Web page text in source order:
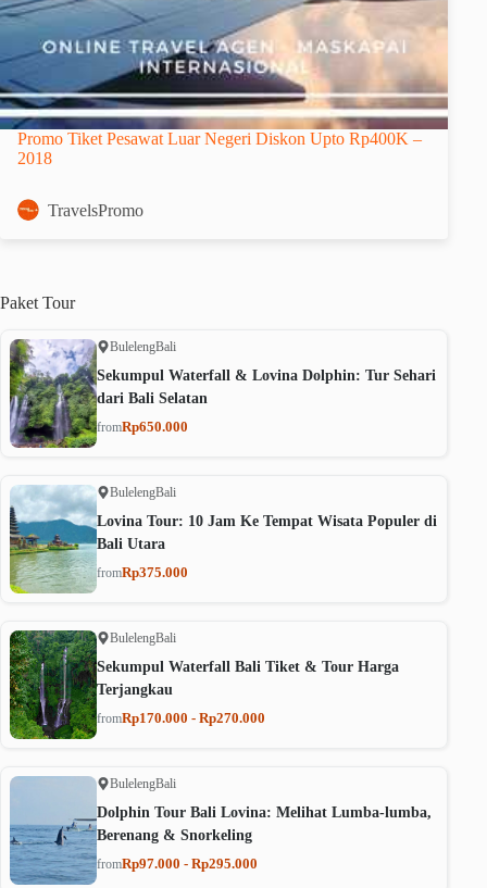
Promo Tiket Pesawat Luar Negeri Diskon Upto Rp400K –
2018
TravelsPromo
Paket Tour
BulelengBali
Sekumpul Waterfall & Lovina Dolphin: Tur Sehari
dari Bali Selatan
fromRp650.000
BulelengBali
Lovina Tour: 10 Jam Ke Tempat Wisata Populer di
Bali Utara
fromRp375.000
BulelengBali
Sekumpul Waterfall Bali Tiket & Tour Harga
Terjangkau
fromRp170.000 - Rp270.000
BulelengBali
Dolphin Tour Bali Lovina: Melihat Lumba-lumba,
Berenang & Snorkeling
fromRp97.000 - Rp295.000